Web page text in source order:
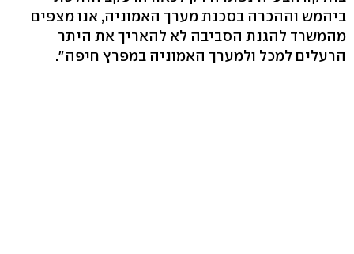
ביהמש וההכרה בסכנת מערך האמוניה, אנו מצפים
מהמשרד להגנת הסביבה לא להאריך את היתר
הרעלים למכל ולמערך האמוניה במפרץ חיפה".